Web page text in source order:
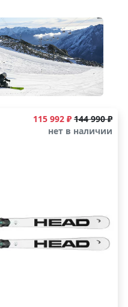
115 992 ₽ 144 990 ₽
нет в наличии